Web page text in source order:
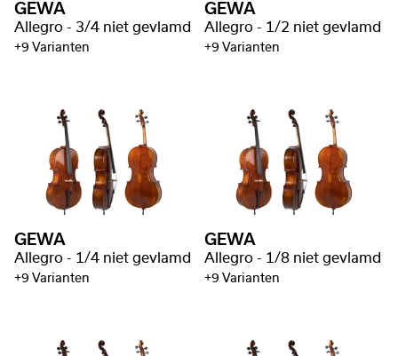
GEWA
Allegro - 3/4 niet gevlamd
+9 Varianten
GEWA
Allegro - 1/2 niet gevlamd
+9 Varianten
GEWA
Allegro - 1/4 niet gevlamd
+9 Varianten
GEWA
Allegro - 1/8 niet gevlamd
+9 Varianten